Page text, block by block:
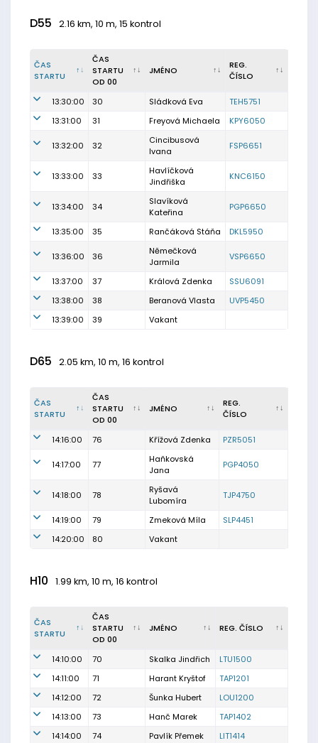
D55 2.16 km, 10 m, 15 kontrol
ČAS
STARTU
ČAS
STARTU
OD 00
JMÉNO
REG.
ČÍSLO
13:30:00 30 Sládková Eva
TEH5751
13:31:00
31 Freyová Michaela KPY6050
13:32:00 32
Cincibusová
Ivana
FSP6651
13:33:00 33
Havlíčková
Jindřiška
KNC6150
13:34:00 34
Slavíková
Kateřina
PGP6650
13:35:00 35 Rančáková Stáňa DKL5950
13:36:00 36
Němečková
Jarmila
VSP6650
13:37:00 37 Králová Zdenka
SSU6091
13:38:00
38 Beranová Vlasta
UVP5450
13:39:00
39 Vakant
D65 2.05 km, 10 m, 16 kontrol
ČAS
STARTU
ČAS
STARTU
OD 00
JMÉNO
REG.
ČÍSLO
14:16:00 76 Křížová Zdenka PZR5051
14:17:00 77
Haňkovská
Jana
PGP4050
14:18:00 78
Ryšavá
Lubomíra
TJP4750
14:19:00 79 Zmeková Míla
SLP4451
14:20:00
80 Vakant
H10 1.99 km, 10 m, 16 kontrol
ČAS
STARTU
ČAS
STARTU
OD 00
JMÉNO REG. ČÍSLO
14:10:00 70 Skalka Jindřich
LTU1500
14:11:00
71 Harant Kryštof
TAP1201
14:12:00
72 Šunka Hubert
LOU1200
14:13:00
73 Hanč Marek
TAP1402
14:14:00
74 Pavlík Přemek
LIT1414